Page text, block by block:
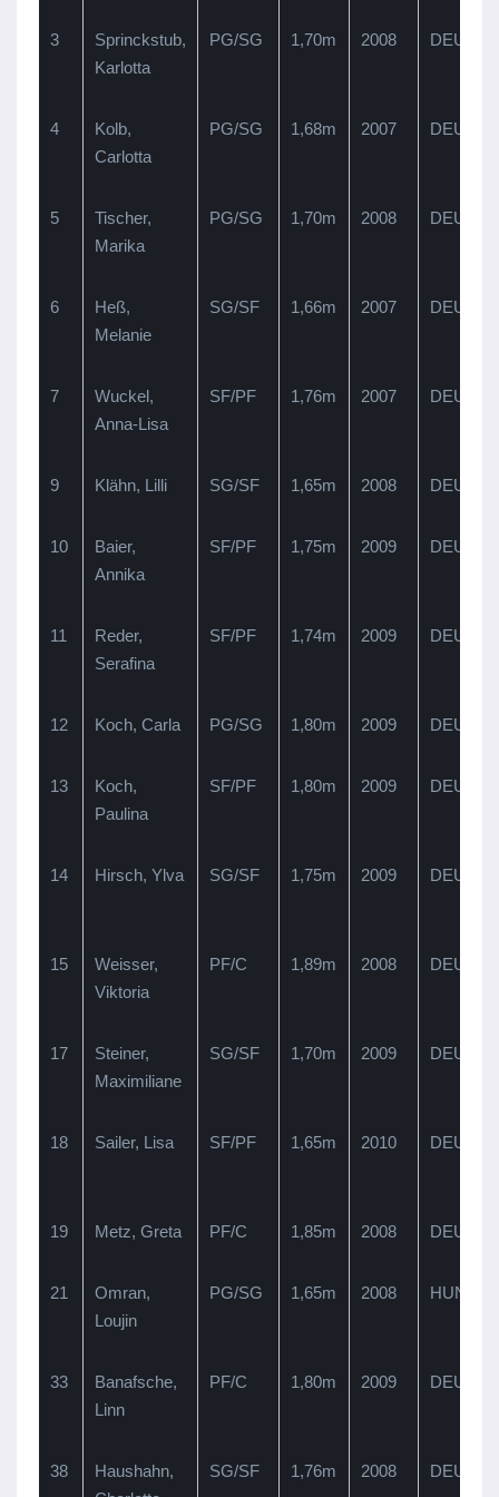
3
Sprinckstub,
Karlotta
PG/SG 1,70m 2008 DEU
4
Kolb,
Carlotta
PG/SG 1,68m 2007 DEU
5
Tischer,
Marika
PG/SG 1,70m 2008 DEU
6
Heß,
Melanie
SG/SF 1,66m 2007 DEU
7
Wuckel,
Anna-Lisa
SF/PF 1,76m 2007 DEU
9 Klähn, Lilli SG/SF 1,65m 2008 DEU
10
Baier,
Annika
SF/PF 1,75m 2009 DEU
11
Reder,
Serafina
SF/PF 1,74m 2009 DEU
12 Koch, Carla PG/SG 1,80m 2009 DEU
13
Koch,
Paulina
SF/PF 1,80m 2009 DEU
14 Hirsch, Ylva SG/SF 1,75m 2009 DEU
15
Weisser,
Viktoria
PF/C 1,89m 2008 DEU
17
Steiner,
Maximiliane
SG/SF 1,70m 2009 DEU
18 Sailer, Lisa SF/PF 1,65m 2010 DEU
19 Metz, Greta PF/C 1,85m 2008 DEU
21
Omran,
Loujin
PG/SG 1,65m 2008 HUN
33
Banafsche,
Linn
PF/C 1,80m 2009 DEU
38
Haushahn,
SG/SF 1,76m 2008 DEU